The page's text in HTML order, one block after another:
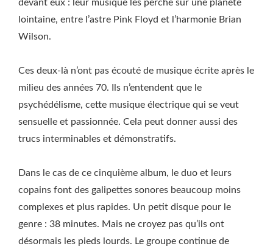
devant eux : leur musique les perche sur une planète
lointaine, entre l’astre Pink Floyd et l’harmonie Brian
Wilson.
Ces deux-là n’ont pas écouté de musique écrite après le
milieu des années 70. Ils n’entendent que le
psychédélisme, cette musique électrique qui se veut
sensuelle et passionnée. Cela peut donner aussi des
trucs interminables et démonstratifs.
Dans le cas de ce cinquième album, le duo et leurs
copains font des galipettes sonores beaucoup moins
complexes et plus rapides. Un petit disque pour le
genre : 38 minutes. Mais ne croyez pas qu’ils ont
désormais les pieds lourds. Le groupe continue de